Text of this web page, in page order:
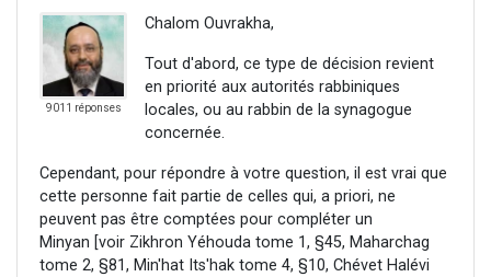
9011 réponses
Chalom Ouvrakha,
Tout d'abord, ce type de décision revient
en priorité aux autorités rabbiniques
locales, ou au rabbin de la synagogue
concernée.
Cependant, pour répondre à votre question, il est vrai que
cette personne fait partie de celles qui, a priori, ne
peuvent pas être comptées pour compléter un
Minyan [voir Zikhron Yéhouda tome 1, §45, Maharchag
tome 2, §81, Min'hat Its'hak tome 4, §10, Chévet Halévi